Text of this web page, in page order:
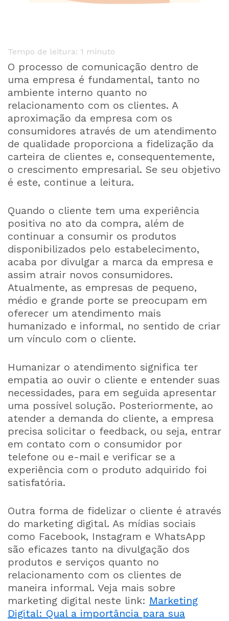
Tempo de leitura: 1 minuto
O processo de comunicação dentro de
uma empresa é fundamental, tanto no
ambiente interno quanto no
relacionamento com os clientes. A
aproximação da empresa com os
consumidores através de um atendimento
de qualidade proporciona a fidelização da
carteira de clientes e, consequentemente,
o crescimento empresarial. Se seu objetivo
é este, continue a leitura.
Quando o cliente tem uma experiência
positiva no ato da compra, além de
continuar a consumir os produtos
disponibilizados pelo estabelecimento,
acaba por divulgar a marca da empresa e
assim atrair novos consumidores.
Atualmente, as empresas de pequeno,
médio e grande porte se preocupam em
oferecer um atendimento mais
humanizado e informal, no sentido de criar
um vínculo com o cliente.
Humanizar o atendimento significa ter
empatia ao ouvir o cliente e entender suas
necessidades, para em seguida apresentar
uma possível solução. Posteriormente, ao
atender a demanda do cliente, a empresa
precisa solicitar o feedback, ou seja, entrar
em contato com o consumidor por
telefone ou e-mail e verificar se a
experiência com o produto adquirido foi
satisfatória.
Outra forma de fidelizar o cliente é através
do marketing digital. As mídias sociais
como Facebook, Instagram e WhatsApp
são eficazes tanto na divulgação dos
produtos e serviços quanto no
relacionamento com os clientes de
maneira informal. Veja mais sobre
marketing digital neste link: Marketing
Digital: Qual a importância para sua